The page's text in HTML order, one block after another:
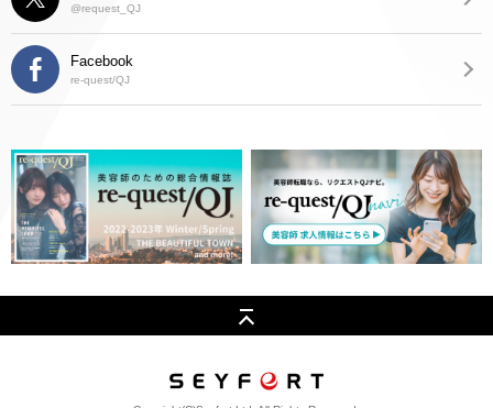
@request_QJ
Facebook
re-quest/QJ